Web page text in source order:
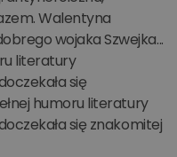
Walentyna
wojaka Szwejka...
literatury
się
humoru literatury
się znakomitej